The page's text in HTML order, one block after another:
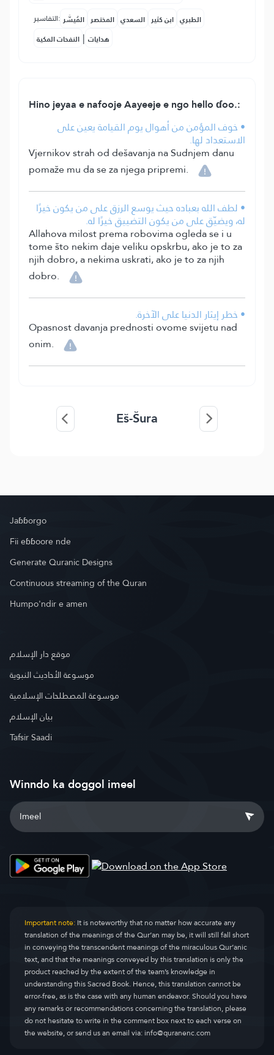
التفاسير: المُيسَّر المختصر السعدي ابن كثير الطبري
النفحات المكية | هدايات
Hino jeyaa e nafooje Aayeeje e ngo hello ɗoo.:
• خوف المؤمن من أهوال يوم القيامة يعين على
الاستعداد لها.
Vjernikov strah od dešavanja na Sudnjem danu
pomaže mu da se za njega pripremi.
• لطف الله بعباده حيث يوسع الرزق على من يكون خيرًا
له، ويضيّق على من يكون التضييق خيرًا له.
Allahova milost prema robovima ogleda se i u
tome što nekim daje veliku opskrbu, ako je to za
njih dobro, a nekima uskrati, ako je to za njih
dobro.
• خطر إيثار الدنيا على الآخرة.
Opasnost davanja prednosti ovome svijetu nad
onim.
Eš-Šura
Jaɓɓorgo
Fii eɓɓoore nde
Generate Quranic Designs
Continuous streaming of the Quran
Humpo'ndir e amen
موقع دار الإسلام
موسوعة الأحاديث النبوية
موسوعة المصطلحات الإسلامية
بيان الإسلام
Tafsir Saadi
Winndo ka doggol imeel
Important note:It is noteworthy that no matter how accurate any
translation of the meanings of the Qur’an may be, it will still fall short
in conveying the transcendent meanings of the miraculous Qur’anic
text, and that the meanings conveyed by this translation is only the
product reached by the extent of the team’s knowledge in
understanding this Sacred Book. Hence, this translation cannot be
error-free, as is the case with any human endeavor. Should you have
any remarks or recommendations concerning the translation, please
do not hesitate to write in the comment box next to each verse on
the website, or send us an email via:info@quranenc.com